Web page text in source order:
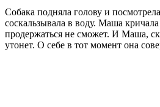
Собака подняла голову и
соскальзывала в воду. Маша
продержаться не сможет. И Маша,
утонет. О себе в тот момент она